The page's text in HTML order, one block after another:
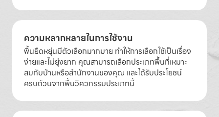
ความหลากหลายในการใช้งาน
พื้นยืดหยุ่นมีตัวเลือกมากมาย ทำให้การเลือกใช้เป็นเรื่อง
ง่ายและไม่ยุ่งยาก คุณสามารถเลือกประเภทพื้นที่เหมาะ
สมกับบ้านหรือสำนักงานของคุณ และได้รับประโยชน์
ครบถ้วนจากพื้นวิศวกรรมประเภทนี้